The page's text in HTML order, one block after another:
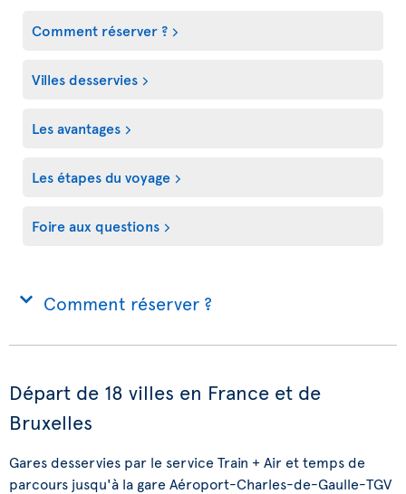
Comment réserver ?
Villes desservies
Les avantages
Les étapes du voyage
Foire aux questions
Comment réserver ?
Départ de 18 villes en France et de
Bruxelles
Gares desservies par le service Train + Air et temps de
parcours jusqu'à la gare Aéroport-Charles-de-Gaulle-TGV